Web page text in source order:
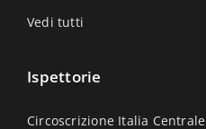
Vedi tutti
Ispettorie
Circoscrizione Italia Centrale